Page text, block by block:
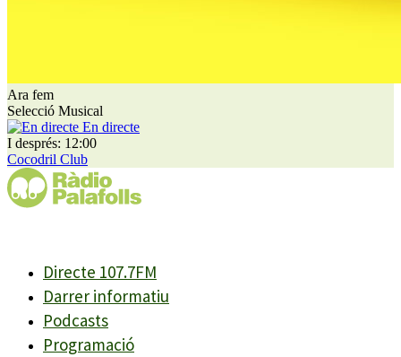
Ara fem
Selecció Musical
En directe
I després: 12:00
Cocodril Club
Directe 107.7FM
Darrer informatiu
Podcasts
Programació